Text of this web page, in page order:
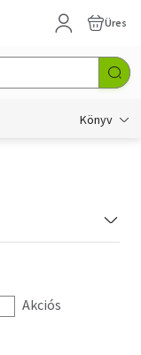
Üres
Könyv
Akciós